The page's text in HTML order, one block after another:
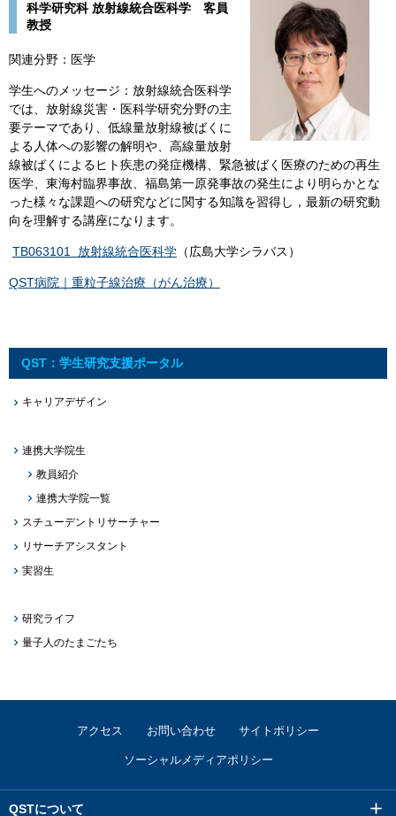
科学研究科 放射線統合医科学 客員
教授
関連分野：医学
学生へのメッセージ：放射線統合医科学
では、放射線災害・医科学研究分野の主
要テーマであり、低線量放射線被ばくに
よる人体への影響の解明や、高線量放射
線被ばくによるヒト疾患の発症機構、緊急被ばく医療のための再生
医学、東海村臨界事故、福島第一原発事故の発生により明らかとな
った様々な課題への研究などに関する知識を習得し，最新の研究動
向を理解する講座になります。
TB063101 放射線統合医科学 （広島大学シラバス）
QST病院｜重粒子線治療（がん治療）
QST：学生研究支援ポータル
キャリアデザイン
連携大学院生
教員紹介
連携大学院一覧
スチューデントリサーチャー
リサーチアシスタント
実習生
研究ライフ
量子人のたまごたち
アクセス お問い合わせ サイトポリシー
ソーシャルメディアポリシー
QSTについて